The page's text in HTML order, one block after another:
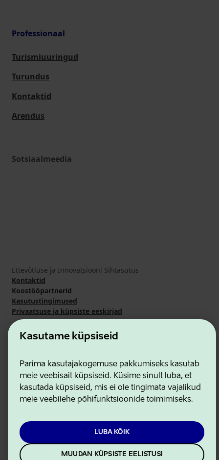
Kasutame küpsiseid
Parima kasutajakogemuse pakkumiseks kasutab
meie veebisait küpsiseid. Küsime sinult luba, et
kasutada küpsiseid, mis ei ole tingimata vajalikud
meie veebilehe põhifunktsioonide toimimiseks.
LUBA KÕIK
MUUDAN KÜPSISTE EELISTUSI
Professionaal
Turismiuuringud
Turundus
Kontaktid
Arendus
Sotsiaalmeedia
Ettevõtluse ja Innovatsiooni Sihtasutus
Kontaktid
Koostööpartnerid
Kasutustingimused
Privaatsuse ja küpsiste eeskirjad